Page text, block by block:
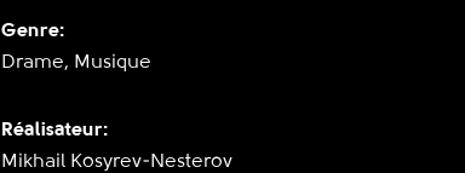
Genre:
Drame, Musique
Réalisateur:
Mikhail Kosyrev-Nesterov